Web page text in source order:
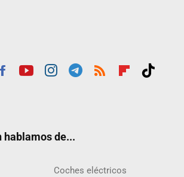
hablamos de...
Coches eléctricos